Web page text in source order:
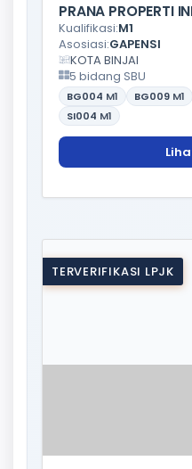
PRANA PROPERTI
Kualifikasi:M1
Asosiasi:GAPENSI
KOTA BINJAI
5 bidang SBU
BG004 M1 BG009 M1
SI004 M1
TERVERIFIKASI LPJK